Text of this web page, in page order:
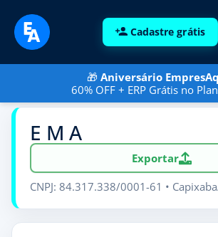
Cadastre grátis
🎁 Aniversário
60% OFF + ERP Grátis no
E M A
Exportar
CNPJ: 84.317.338/0001-61 •